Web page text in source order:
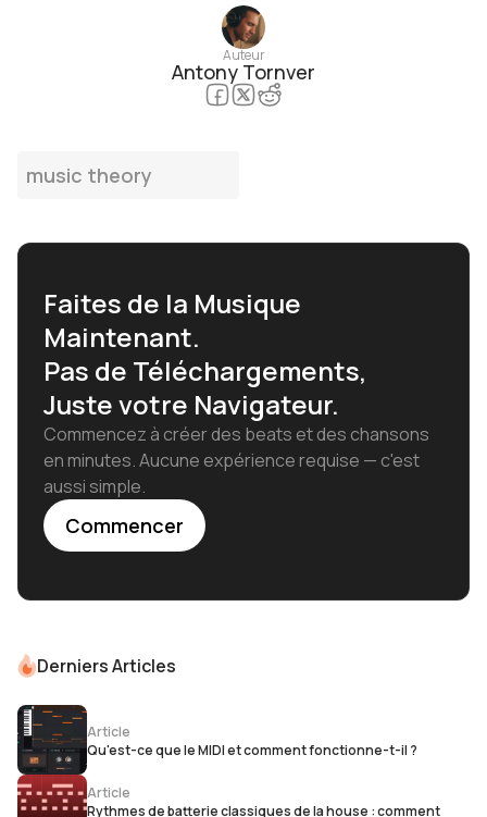
Auteur
Antony Tornver
music theory
Faites de la Musique
Maintenant.
Pas de Téléchargements,
Juste votre Navigateur.
Commencez à créer des beats et des chansons
en minutes. Aucune expérience requise — c'est
aussi simple.
Commencer
Derniers Articles
Article
Qu'est-ce que le MIDI et comment fonctionne-t-il ?
Article
Rythmes de batterie classiques de la house : comment